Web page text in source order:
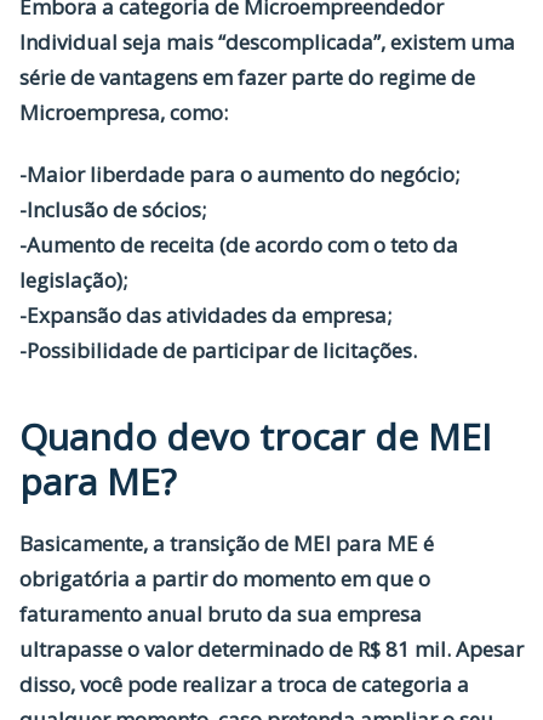
Embora a categoria de Microempreendedor
Individual seja mais “descomplicada”, existem uma
série de vantagens em fazer parte do regime de
Microempresa, como:
-Maior liberdade para o aumento do negócio;
-Inclusão de sócios;
-Aumento de receita (de acordo com o teto da
legislação);
-Expansão das atividades da empresa;
-Possibilidade de participar de licitações.
Quando devo trocar de MEI
para ME?
Basicamente, a transição de MEI para MEé
obrigatória a partir do momento em que o
faturamento anual bruto da sua empresa
ultrapasse o valor determinado de R$ 81 mil. Apesar
disso, você pode realizar a troca de categoria a